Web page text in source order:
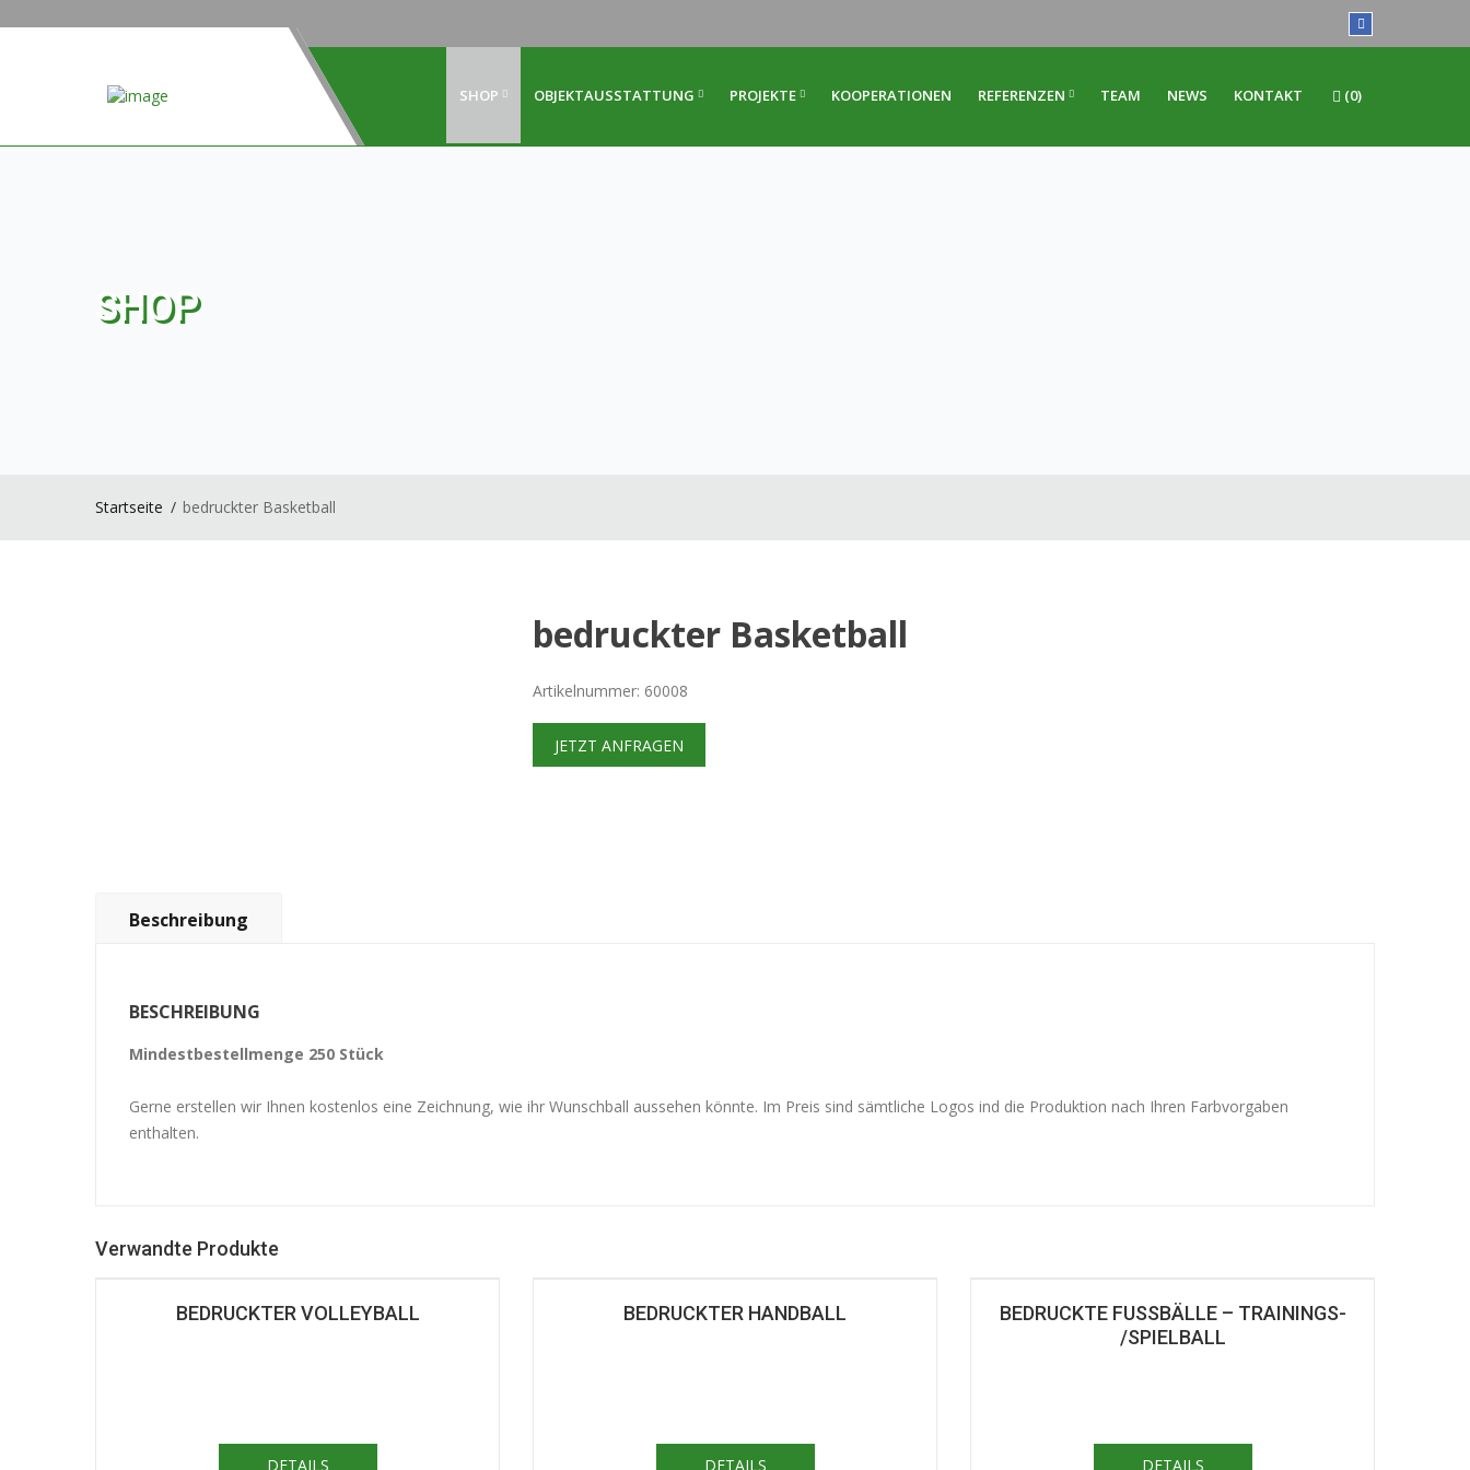
SHOP OBJEKTAUSSTATTUNG PROJEKTE KOOPERATIONEN REFERENZEN TEAM NEWS KONTAKT (0)
SHOP
Startseite bedruckter Basketball
bedruckter Basketball
Artikelnummer: 60008
JETZT ANFRAGEN
Beschreibung
BESCHREIBUNG
Mindestbestellmenge 250 Stück
Gerne erstellen wir Ihnen kostenlos eine Zeichnung, wie ihr Wunschball aussehen könnte. Im Preis sind sämtliche Logos ind die Produktion nach Ihren Farbvorgaben
enthalten.
Verwandte Produkte
BEDRUCKTER VOLLEYBALL
DETAILS
BEDRUCKTER HANDBALL
DETAILS
BEDRUCKTE FUSSBÄLLE – TRAININGS- /
SPIELBALL
DETAILS